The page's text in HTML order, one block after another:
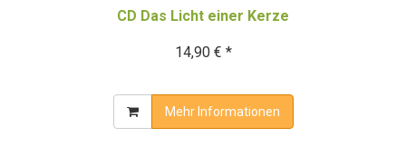
CD Das Licht einer Kerze
14,90 € *
Mehr Informationen